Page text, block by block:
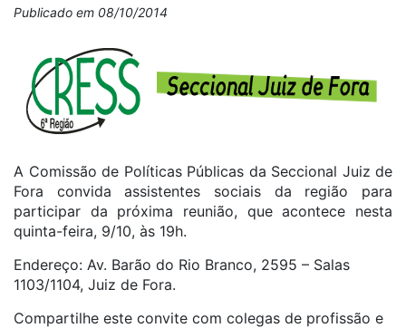
Publicado em 08/10/2014
A Comissão de Políticas Públicas da Seccional Juiz de
Fora convida assistentes sociais da região para
participar da próxima reunião, que acontece nesta
quinta-feira, 9/10, às 19h.
Endereço: Av. Barão do Rio Branco, 2595 – Salas
1103/1104, Juiz de Fora.
Compartilhe este convite com colegas de profissão e